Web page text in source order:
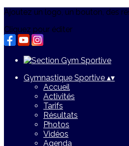
Ajoutez un logo, un bouton, des
Cliquez pour éditer
Gymnastique Sportive ▴▾
Accueil
Activités
Tarifs
Résultats
Photos
Vidéos
Agenda